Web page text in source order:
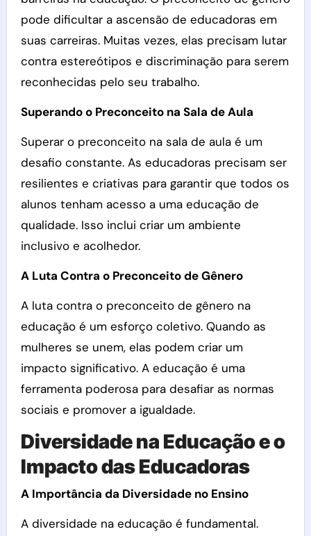
pode dificultar a ascensão de educadoras em
suas carreiras. Muitas vezes, elas precisam lutar
contra estereótipos e discriminação para serem
reconhecidas pelo seu trabalho.
Superando o Preconceito na Sala de Aula
Superar o preconceito na sala de aula é um
desafio constante. As educadoras precisam ser
resilientes e criativas para garantir que todos os
alunos tenham acesso a uma educação de
qualidade. Isso inclui criar um ambiente
inclusivo e acolhedor.
A Luta Contra o Preconceito de Gênero
A luta contra o preconceito de gênero na
educação é um esforço coletivo. Quando as
mulheres se unem, elas podem criar um
impacto significativo. A educação é uma
ferramenta poderosa para desafiar as normas
sociais e promover a igualdade.
Diversidade na Educação e o
Impacto das Educadoras
A Importância da Diversidade no Ensino
A diversidade na educação é fundamental.